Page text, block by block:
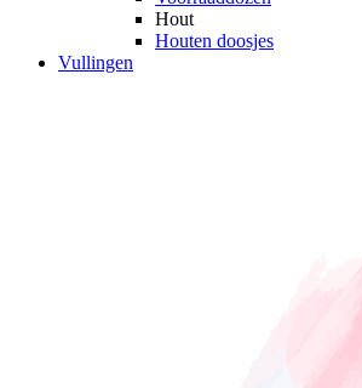
Hout
Houten doosjes
Vullingen